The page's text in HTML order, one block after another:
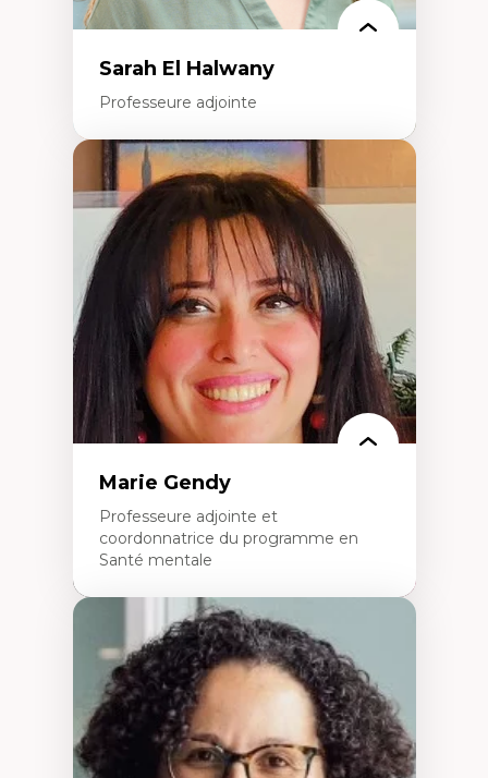
Sarah El Halwany
Professeure adjointe
Expertises
Les apports pédagogiques des théories de
l'affect, du posthumanisme, du féminisme
dans l'éducation aux sciences
L'apprentissage des sciences/STIM dans une
perspective socioécologique de care
L’insertion professionnelle des
enseignant.e.s
Marie Gendy
Professeure adjointe et
coordonnatrice du programme en
Santé mentale
Expertises
Neuropsychiatrie et neurosciences
Direction d'essais cliniques
Analyse des politiques et pratiques en santé
mentale
Développement de protocoles d'essais
cliniques
Collaboration interfonctionnelle